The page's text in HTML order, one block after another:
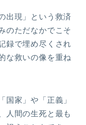
出現」という救済
のただなかでこそ
録で埋め尽くされ
な救いの像を重ね
国家」や「正義」
人間の生死と最も